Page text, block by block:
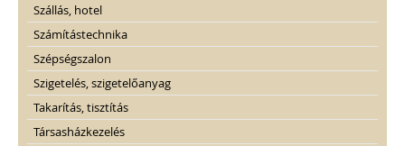
Szállás, hotel
Számítástechnika
Szépségszalon
Szigetelés, szigetelőanyag
Takarítás, tisztítás
Társasházkezelés